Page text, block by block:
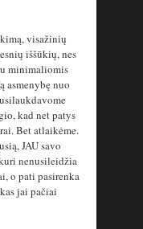
visažinių
iššūkių, nes
minimaliomis
asmenybę nuo
kad net patys
Bet atlaikėme.
JAU savo
nenusileidžia
o pati pasirenka
jai pačiai